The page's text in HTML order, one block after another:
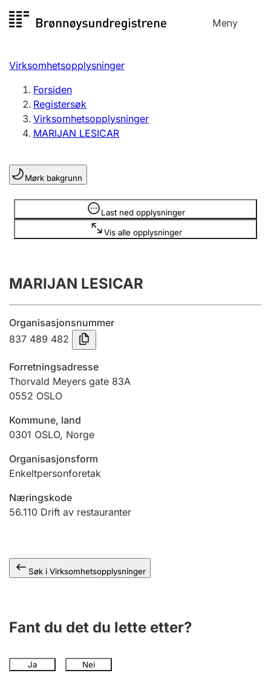
til
Meny
Registersøk
Aksjeselskap
Enkeltpersonforetak
Registrere, endre, slette
Lag og forening
Registrere, endre, slette
Årsregnskap
Innsending og forsinkelsesgebyr
Jeger
Ektepaktveileder
Offentlig sektor
Virksomhetsopplysninger
Forsiden
Registersøk
Virksomhetsopplysninger
MARIJAN LESICAR
Mørk bakgrunn
Last ned opplysninger
Vis alle opplysninger
Opplysninger er skjult
MARIJAN LESICAR
Organisasjonsnummer
837 489 482
Forretningsadresse
Thorvald Meyers gate 83A
0552 OSLO
Kommune, land
0301 OSLO, Norge
Organisasjonsform
Enkeltpersonforetak
Næringskode
56.110 Drift av restauranter
Søk i Virksomhetsopplysninger
Fant du det du lette etter?
Ja Nei